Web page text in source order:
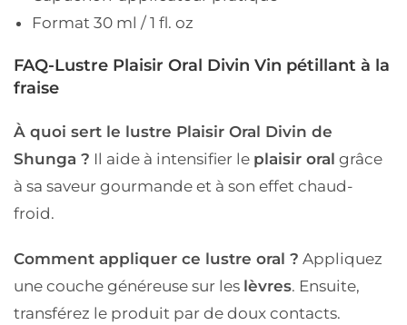
Format 30 ml / 1 fl. oz
FAQ-Lustre Plaisir Oral Divin Vin pétillant à la
fraise
À quoi sert le lustre Plaisir Oral Divin de
Shunga ? Il aide à intensifier le plaisir oral grâce
à sa saveur gourmande et à son effet chaud-
froid.
Comment appliquer ce lustre oral ? Appliquez
une couche généreuse sur les lèvres. Ensuite,
transférez le produit par de doux contacts.